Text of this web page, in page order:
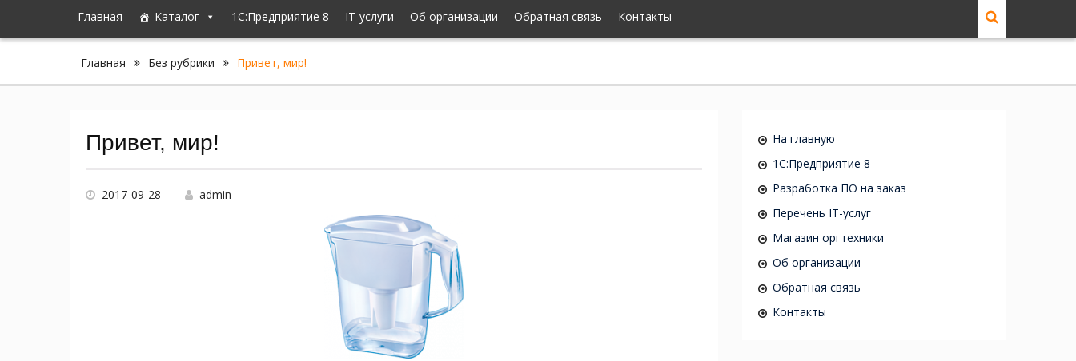
Главная Каталог 1C:Предприятие 8 IT-услуги Об организации Обратная связь Контакты
Главная Без рубрики Привет, мир!
Привет, мир!
2017-09-28 admin
На главную
1C:Предприятие 8
Разработка ПО на заказ
Перечень IT-услуг
Магазин оргтехники
Об организации
Обратная связь
Контакты